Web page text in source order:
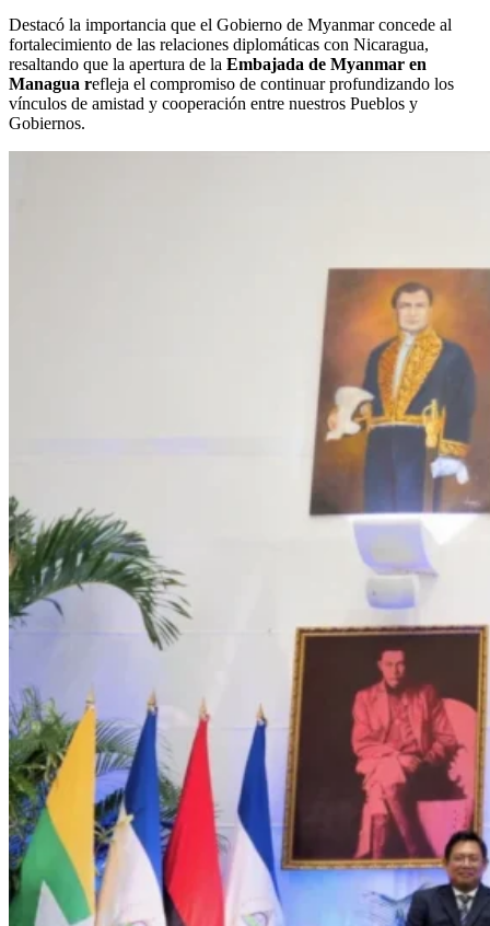
Destacó la importancia que el Gobierno de Myanmar concede al
fortalecimiento de las relaciones diplomáticas con Nicaragua,
resaltando que la apertura de la Embajada de Myanmar en
Managua refleja el compromiso de continuar profundizando los
vínculos de amistad y cooperación entre nuestros Pueblos y
Gobiernos.